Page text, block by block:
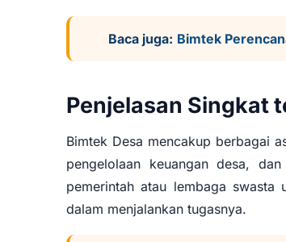
Baca juga: Bimtek
Penjelasan Singkat
Bimtek Desa mencakup berbagai
pengelolaan keuangan desa,
pemerintah atau lembaga swasta
dalam menjalankan tugasnya.